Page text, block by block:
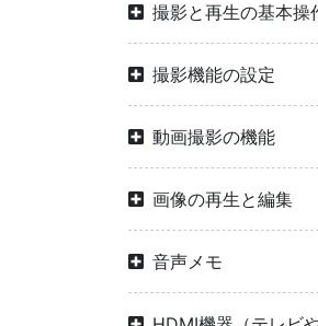
撮影と再生の基本操
撮影機能の設定
動画撮影の機能
画像の再生と編集
音声メモ